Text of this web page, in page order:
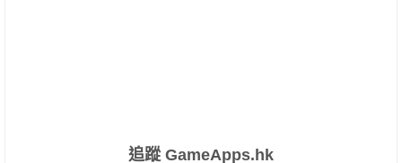
追蹤 GameApps.hk